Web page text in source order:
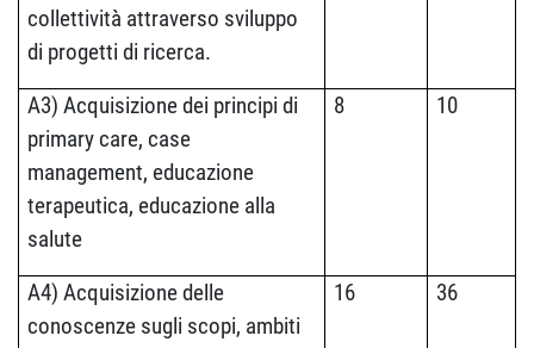
collettività attraverso sviluppo
di progetti di ricerca.
A3) Acquisizione dei principi di
primary care, case
management, educazione
terapeutica, educazione alla
salute
8 10
A4) Acquisizione delle
conoscenze sugli scopi, ambiti
16 36